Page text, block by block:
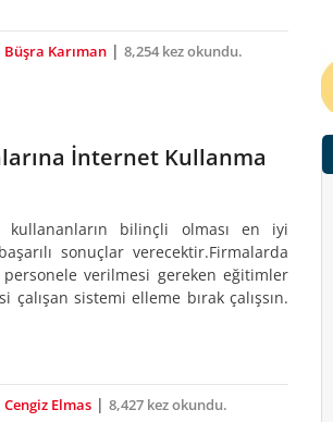
Büşra Karıman| 8,254 kez okundu.
İnternet Kullanma
kullananların bilinçli olması en iyi
sonuçlar verecektir.Firmalarda
verilmesi gereken eğitimler
çalışan sistemi elleme bırak çalışsın.
Cengiz Elmas| 8,427 kez okundu.